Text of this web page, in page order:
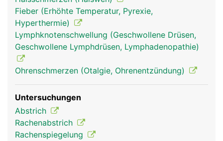
Mund Mann
Fieber (Erhöhte Temperatur, Pyrexie,
Hyperthermie)
Lymphknotenschwellung (Geschwollene Drüsen,
Geschwollene Lymphdrüsen, Lymphadenopathie)
Ohrenschmerzen (Otalgie, Ohrenentzündung)
Untersuchungen
Abstrich
Rachenabstrich
Rachenspiegelung